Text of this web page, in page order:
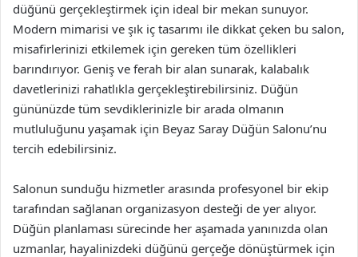
düğünü gerçekleştirmek için ideal bir mekan sunuyor.
Modern mimarisi ve şık iç tasarımı ile dikkat çeken bu salon,
misafirlerinizi etkilemek için gereken tüm özellikleri
barındırıyor. Geniş ve ferah bir alan sunarak, kalabalık
davetlerinizi rahatlıkla gerçekleştirebilirsiniz. Düğün
gününüzde tüm sevdiklerinizle bir arada olmanın
mutluluğunu yaşamak için Beyaz Saray Düğün Salonu’nu
tercih edebilirsiniz.
Salonun sunduğu hizmetler arasında profesyonel bir ekip
tarafından sağlanan organizasyon desteği de yer alıyor.
Düğün planlaması sürecinde her aşamada yanınızda olan
uzmanlar, hayalinizdeki düğünü gerçeğe dönüştürmek için